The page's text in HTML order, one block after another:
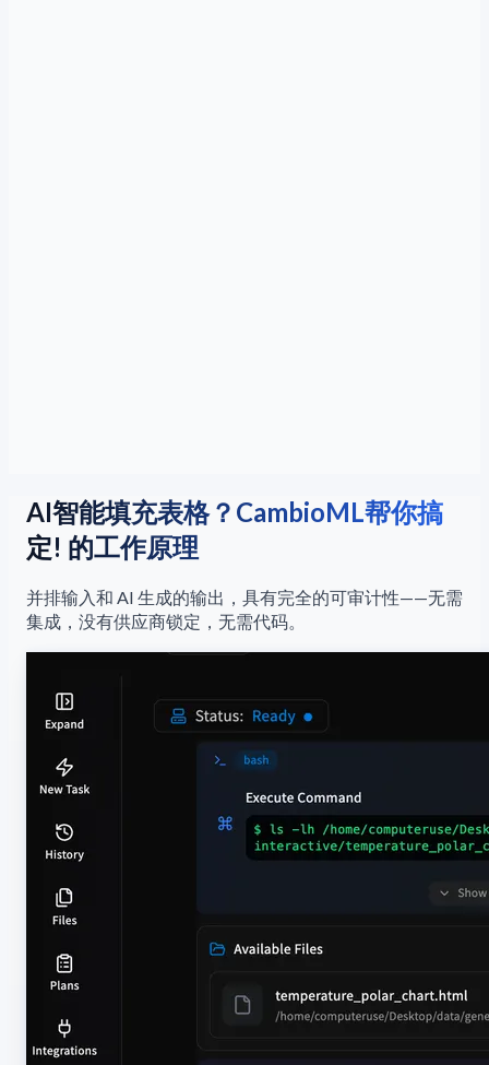
AI智能填充表格？CambioML帮你搞
定! 的工作原理
并排输入和 AI 生成的输出，具有完全的可审计性——无需
集成，没有供应商锁定，无需代码。